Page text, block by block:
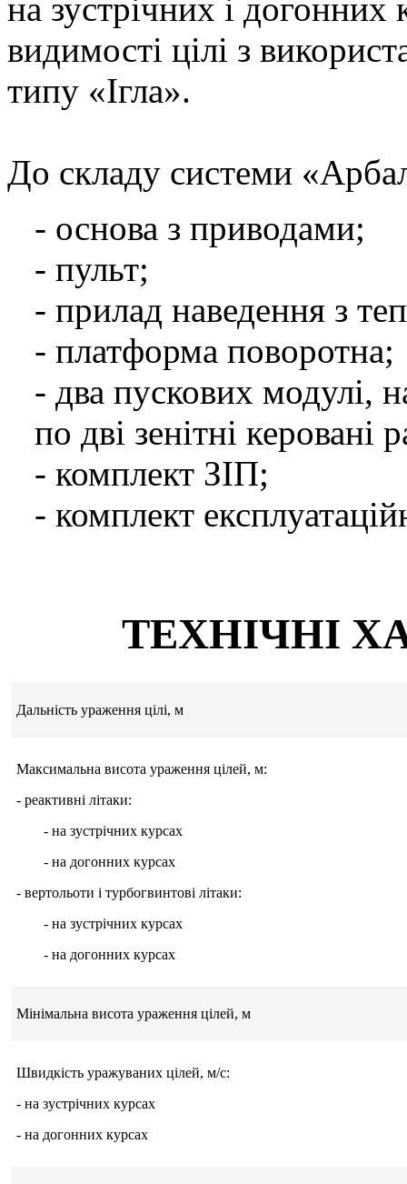
на зустрічних і догонних
видимості цілі з
типу «Ігла».
До складу системи
- основа з приводами;
- пульт;
- прилад наведення з
- платформа поворотна;
- два пускових модулі,
по дві зенітні керовані
- комплект ЗІП;
- комплект
ТЕХНІЧНІ
Дальність ураження цілі, м
Максимальна висота ураження цілей, м:
- реактивні літаки:
- на зустрічних курсах
- на догонних курсах
- вертольоти і турбогвинтові літаки:
- на зустрічних курсах
- на догонних курсах
Мінімальна висота ураження цілей, м
Швидкість уражуваних цілей, м/с:
- на зустрічних курсах
- на догонних курсах